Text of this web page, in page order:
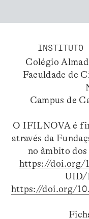
INSTITUTO
Colégio
Faculdade de
Campus de
O IFILNOVA é
através da
no âmbito
https://doi.org/
UID/
https://doi.org/